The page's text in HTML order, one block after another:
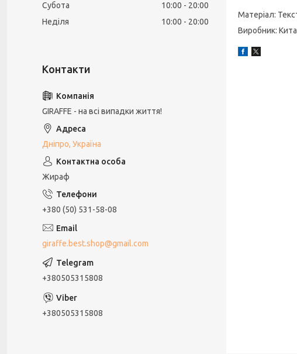
Матеріал:
Виробник:
Субота
10:00
20:00
Неділя
10:00 20:00
GIRAFFE - на всі випадки життя!
Дніпро, Україна
Жираф
+380 (50) 531-58-08
giraffe.best.shop@gmail.com
+380505315808
+380505315808